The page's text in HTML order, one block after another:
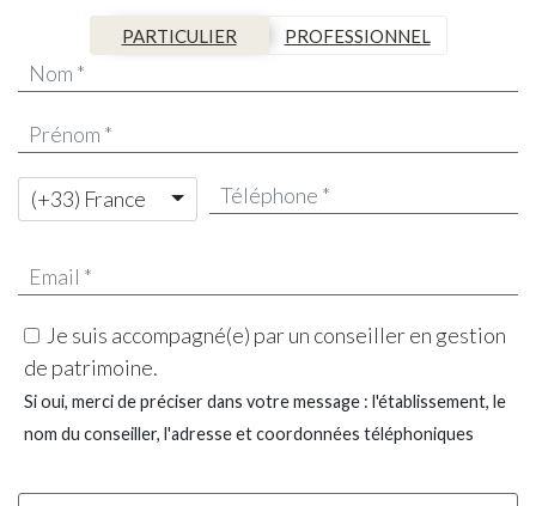
PARTICULIER PROFESSIONNEL
(+33) France
Je suis accompagné(e) par un conseiller en gestion
de patrimoine.
Si oui, merci de préciser dans votre message : l'établissement, le
nom du conseiller, l'adresse et coordonnées téléphoniques